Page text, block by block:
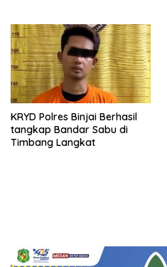
KRYD Polres Binjai Berhasil
tangkap Bandar Sabu di
Timbang Langkat